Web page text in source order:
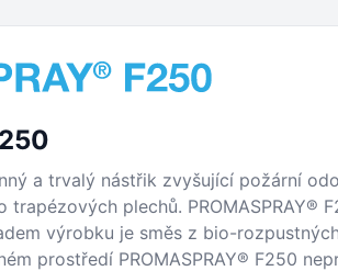
a trvalý nástřik zvyšující požární
plechů. PROMASPRAY®
výrobku je směs z bio-
prostředí PROMASPRAY® F250